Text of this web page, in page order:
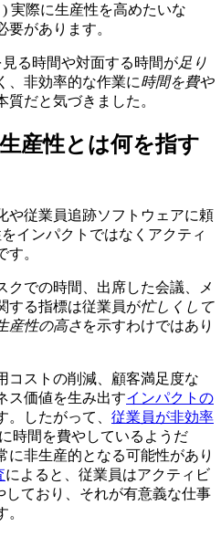
実際に生産性を高めたいな
要があります。
る時間や対面する時間が足り
、非効率的な作業に時間を費や
質だと気づきました。
産性とは何を指す
や従業員追跡ソフトウェアに頼
インパクトではなくアクティ
。
クでの時間、出席した会議、メ
する指標は従業員が忙しくして
産性の高さを示すわけではあり
コストの削減、顧客満足度な
ス価値を生み出すインパクトの
。したがって、 従業員が非効率
時間を費やしているようだ
に非生産的となる可能性があり
によると、従業員はアクティビ
しており、それが有意義な仕事